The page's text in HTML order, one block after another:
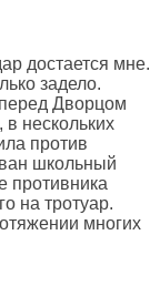
достается мне.
задело.
Дворцом
в нескольких
против
школьный
противника
на тротуар.
многих